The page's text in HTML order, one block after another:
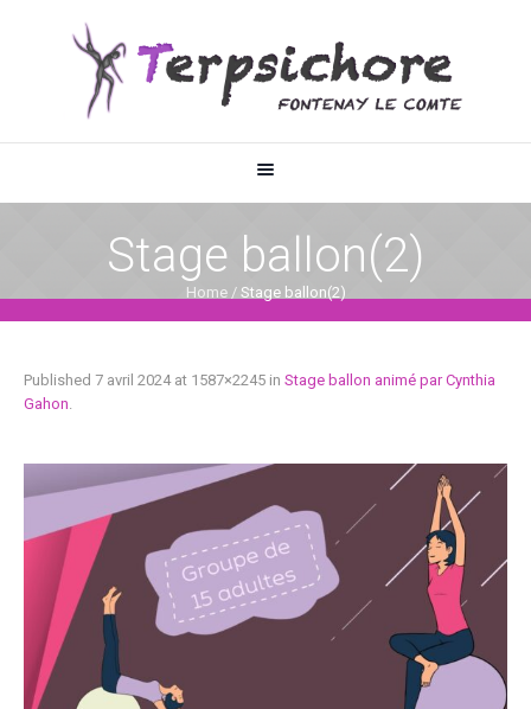
Stage ballon(2)
Home / Stage ballon(2)
Published 7 avril 2024at 1587×2245 in Stage ballon animé par Cynthia
Gahon.